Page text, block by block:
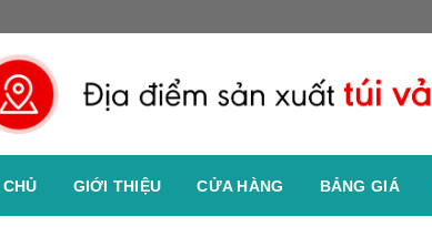
GIỚI THIỆU CỬA HÀNG BẢNG GIÁ